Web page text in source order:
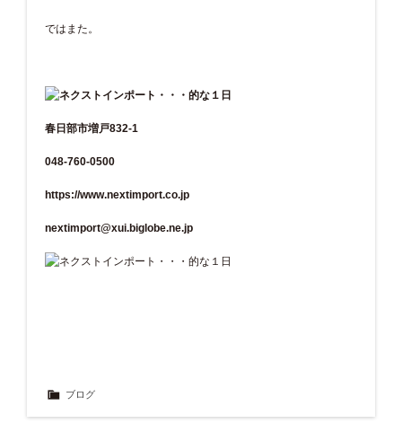
ではまた。
春日部市増戸832-1
048-760-0500
https://www.nextimport.co.jp
nextimport@xui.biglobe.ne.jp
ブログ